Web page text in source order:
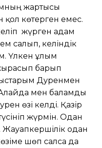
жартысы
қол көтерген емес.
жүрген адам
салып, келіндік
Үлкен ұлым
барып
Дәуренмен
мен баламды
өзі келді. Қазір
жүрмін. Одан
Жауапкершілік одан
шөп салса да